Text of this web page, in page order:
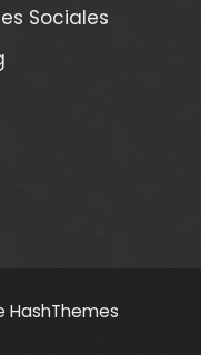
Sociales
HashThemes